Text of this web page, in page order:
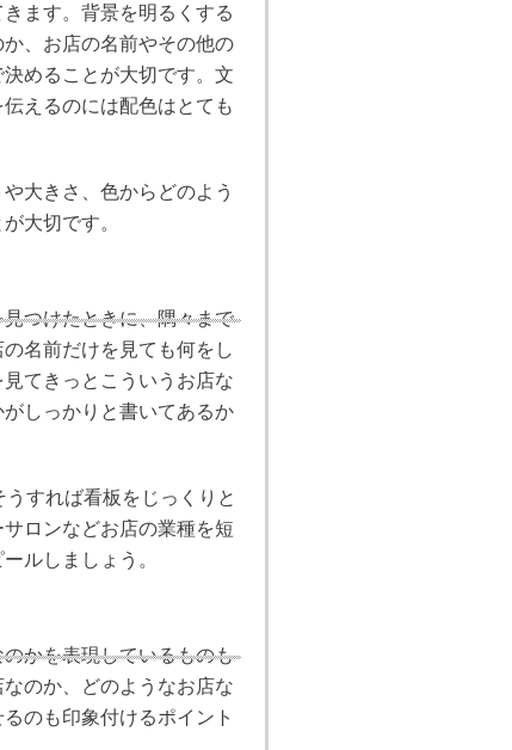
ます。背景を明るくする
、お店の名前やその他の
めることが大切です。文
えるのには配色はとても
大きさ、色からどのよう
大切です。
つけたときに、隅々まで
名前だけを見ても何をし
てきっとこういうお店な
しっかりと書いてあるか
すれば看板をじっくりと
ロンなどお店の業種を短
ルしましょう。
かを表現しているものも
のか、どのようなお店な
のも印象付けるポイント